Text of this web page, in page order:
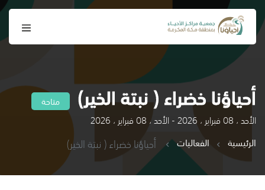
أحياؤنا خضراء ( نبتة الخير) متاحة
الأحد ، 08 فبراير ، 2026 - الأحد ، 08 فبراير ، 2026
الرئيسية
الفعاليات أحياؤنا خضراء ( نبتة الخير)